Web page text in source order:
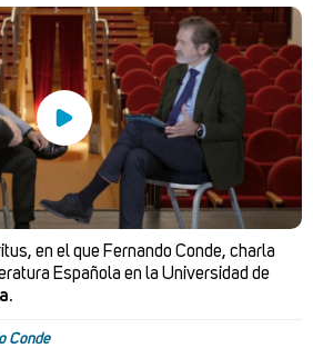
en el que Fernando Conde, charla
Española en la Universidad de
Conde